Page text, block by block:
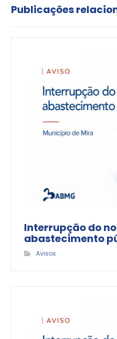
Publicações
Interrupção do
abastecimento
Avisos